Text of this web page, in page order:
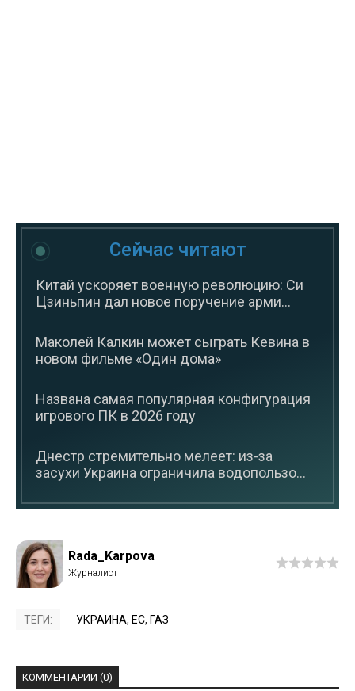
Сейчас читают
Китай ускоряет военную революцию: Си
Цзиньпин дал новое поручение арми...
Маколей Калкин может сыграть Кевина в
новом фильме «Один дома»
Названа самая популярная конфигурация
игрового ПК в 2026 году
Днестр стремительно мелеет: из-за
засухи Украина ограничила водопользо...
Rada_Karpova
ТЕГИ: УКРАИНА, ЕС, ГАЗ
КОММЕНТАРИИ (0)